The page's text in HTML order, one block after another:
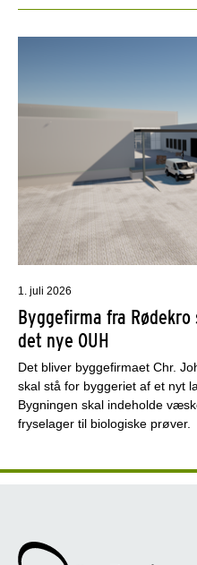
1. juli 2026
Byggefirma fra
det nye OUH
Det bliver byggefirmaet Chr.
skal stå for byggeriet af et nyt
Bygningen skal indeholde
fryselager til biologiske prøver.